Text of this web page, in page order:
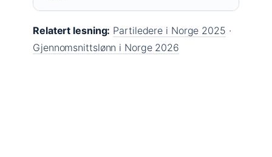
Relatert lesning: Partiledere i Norge 2025 ·
Gjennomsnittslønn i Norge 2026